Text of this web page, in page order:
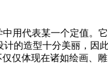
用代表某一个定值。
的造型十分美丽，因
仅体现在诸如绘画